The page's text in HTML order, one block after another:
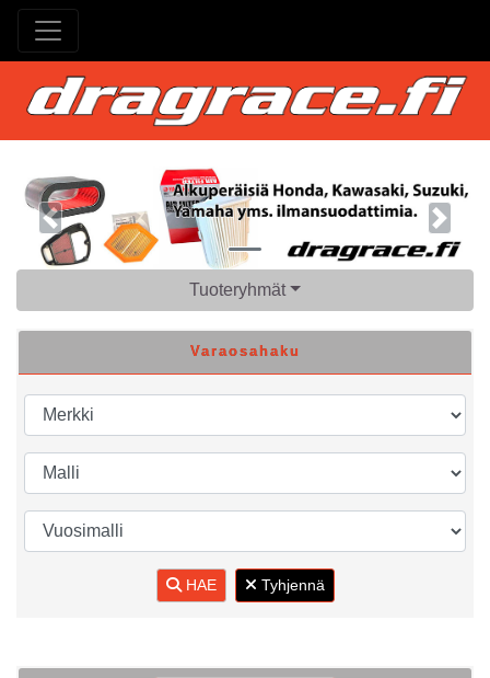
Previous Next
Tuoteryhmät
Varaosahaku
HAE Tyhjennä